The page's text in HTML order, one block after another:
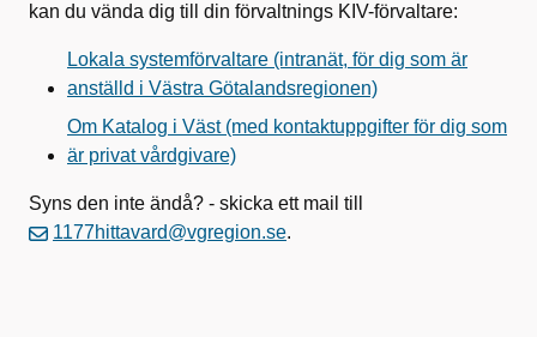
kan du vända dig till din förvaltnings KIV-förvaltare:
Lokala systemförvaltare (intranät, för dig som är
anställd i Västra Götalandsregionen)
Om Katalog i Väst (med kontaktuppgifter för dig som
är privat vårdgivare)
Syns den inte ändå? - skicka ett mail till
1177hittavard@vgregion.se.